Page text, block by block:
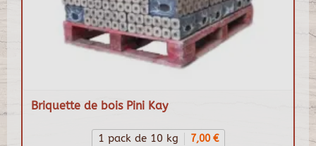
Briquette de bois Pini Kay
1 pack de 10 kg 7,00 €